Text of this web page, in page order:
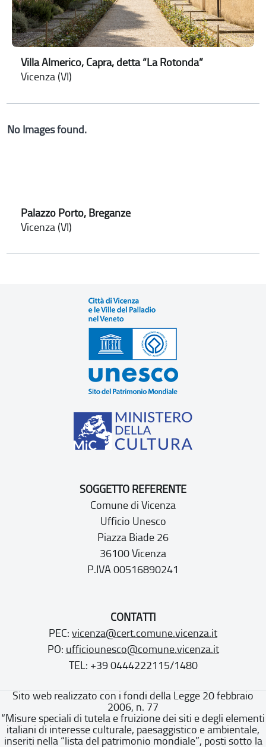
Villa Almerico, Capra, detta “La Rotonda”
Vicenza (VI)
No Images found.
Palazzo Porto, Breganze
Vicenza (VI)
SOGGETTO REFERENTE
Comune di Vicenza
Ufficio Unesco
Piazza Biade 26
36100 Vicenza
P.IVA 00516890241
CONTATTI
PEC: vicenza@cert.comune.vicenza.it
PO: ufficiounesco@comune.vicenza.it
TEL: +39 0444222115/1480
Sito web realizzato con i fondi della Legge 20 febbraio
2006, n. 77
“Misure speciali di tutela e fruizione dei siti e degli elementi
italiani di interesse culturale, paesaggistico e ambientale,
inseriti nella “lista del patrimonio mondiale”, posti sotto la